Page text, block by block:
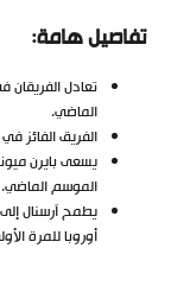
تفاصيل هامة:
الماضي.
الفريق الفائز
يسعى بايرن
الموسم الماضي.
يطمح آرسنال
أوروبا للمرة الأولى